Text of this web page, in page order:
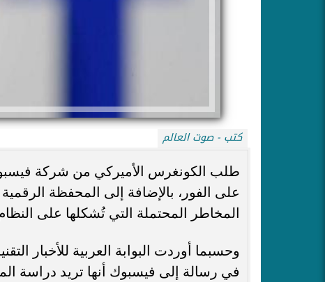
كتب - صوت العالم
طلب الكونغرس الأميركي من شركة
على الفور، بالإضافة إلى المحفظة
المخاطر المحتملة التي تُشكلها على
وحسبما أوردت البوابة العربية للأخبار
في رسالة إلى فيسبوك أنها تريد دراسة